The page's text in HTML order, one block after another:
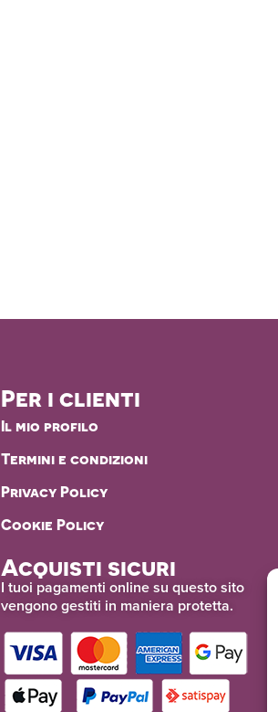
Per i clienti
Il mio profilo
Termini e condizioni
Privacy Policy
Cookie Policy
Acquisti sicuri
I tuoi pagamenti online su questo sito
vengono gestiti in maniera protetta.